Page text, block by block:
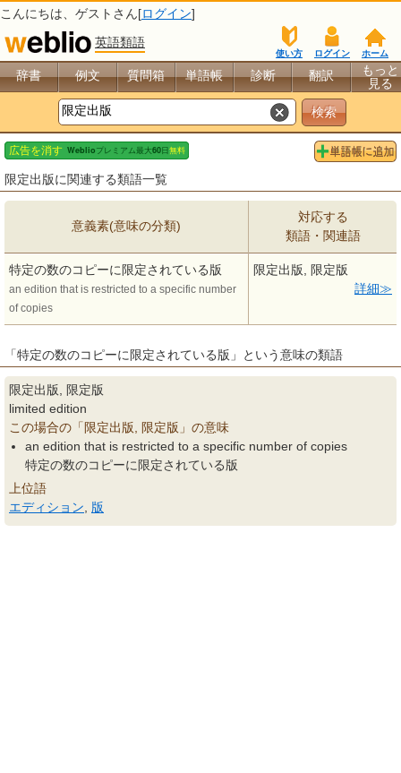
こんにちは、 ゲスト さん[ログイン]
英語類語
ホーム
ログイン
使い方
辞書 例文 質問箱 単語帳 診断 翻訳
もっと
見る
限定出版に関連する類語一覧
意義素(意味の分類)
対応する
類語・関連語
特定の数のコピーに限定されている版
an edition that is restricted to a specific number
of copies
限定出版, 限定版
詳細
「特定の数のコピーに限定されている版」という意味の類語
限定出版, 限定版
limited edition
この場合の「限定出版, 限定版」の意味
an edition that is restricted to a specific number of copies
特定の数のコピーに限定されている版
上位語
エディション
版